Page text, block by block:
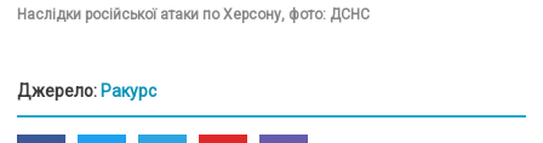
Наслідки російської атаки по Херсону, фото: ДСНС
Джерело: Ракурс